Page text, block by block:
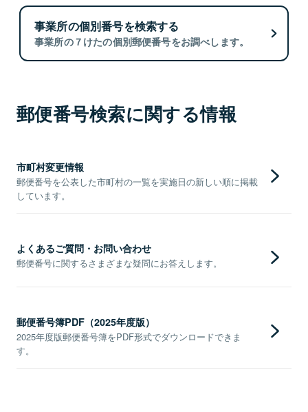
事業所の個別番号を検索する
事業所の７けたの個別郵便番号をお調べします。
郵便番号検索に関する情報
市町村変更情報
郵便番号を公表した市町村の一覧を実施日の新しい順に掲載
しています。
よくあるご質問・お問い合わせ
郵便番号に関するさまざまな疑問にお答えします。
郵便番号簿PDF（2025年度版）
2025年度版郵便番号簿をPDF形式でダウンロードできま
す。